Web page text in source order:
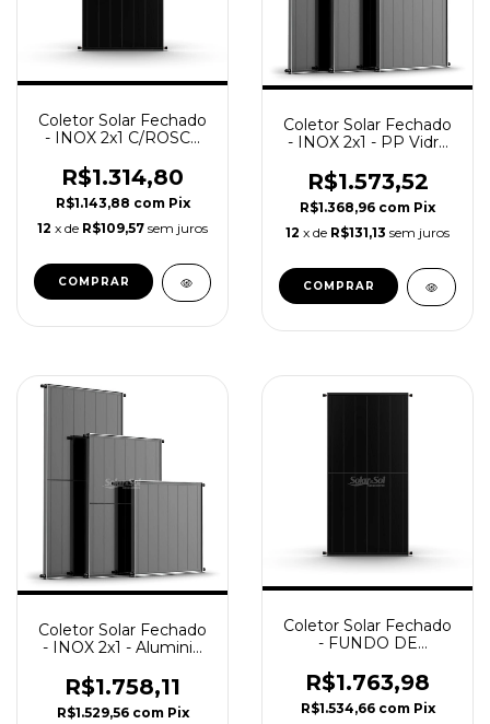
Coletor Solar Fechado
- INOX 2x1 C/ROSCA
R$1.314,80
R$1.143,88 com Pix
12 x de R$109,57 sem juros
Coletor Solar Fechado
- INOX 2x1 - PP Vidro
R$1.573,52
R$1.368,96 com Pix
12 x de R$131,13 sem juros
Coletor Solar Fechado
- INOX 2x1 - Aluminio
SolareSol
R$1.758,11
R$1.529,56 com Pix
Coletor Solar Fechado
- FUNDO DE
C/ Rosca / SolareSol
R$1.763,98
R$1.534,66 com Pix